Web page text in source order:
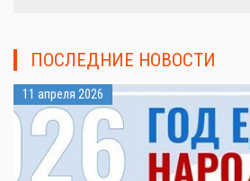
ПОСЛЕДНИЕ НОВОСТИ
11 апреля 2026